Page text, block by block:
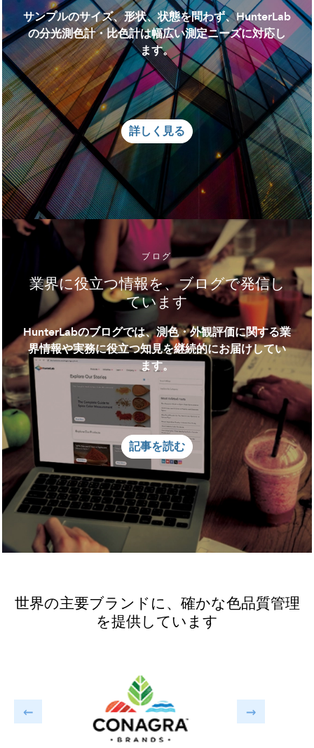
サンプルのサイズ、形状、状態を問わず、HunterLab
の分光測色計・比色計は幅広い測定ニーズに対応し
ます。
詳しく見る
ブログ
業界に役立つ情報を、ブログで発信し
ています
HunterLabのブログでは、測色・外観評価に関する業
界情報や実務に役立つ知見を継続的にお届けしてい
ます。
記事を読む
世界の主要ブランドに、確かな色品質管理
を提供しています